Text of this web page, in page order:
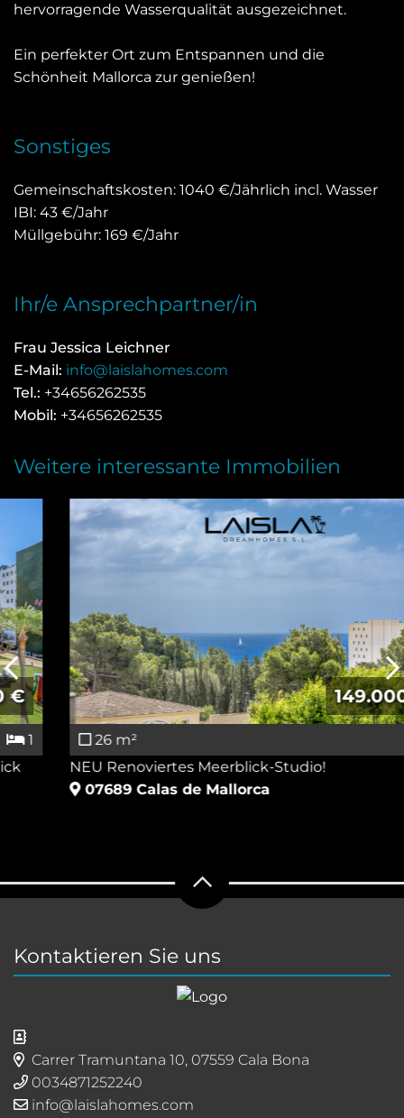
hervorragende Wasserqualität ausgezeichnet.
Ein perfekter Ort zum Entspannen und die
Schönheit Mallorca zur genießen!
Sonstiges
Gemeinschaftskosten: 1040 €/Jährlich incl. Wasser
IBI: 43 €/Jahr
Müllgebühr: 169 €/Jahr
Ihr/e Ansprechpartner/in
Frau Jessica Leichner
E-Mail: info@laislahomes.com
Tel.: +34656262535
Mobil: +34656262535
Weitere interessante Immobilien
149.000 €
26 m²
NEU Renoviertes Meerblick-Studio!
07689Calas de Mallorca
Kontaktieren Sie uns
Carrer Tramuntana 10, 07559 Cala Bona
0034871252240
info@laislahomes.com